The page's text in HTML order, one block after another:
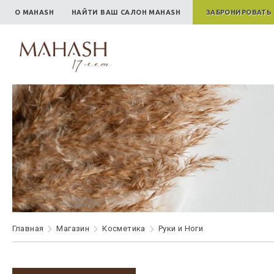
О MAHASH НАЙТИ ВАШ САЛОН MAHASH ЗАБРОНИРОВАТЬ
Главная Maгазин Косметика Руки и Ноги